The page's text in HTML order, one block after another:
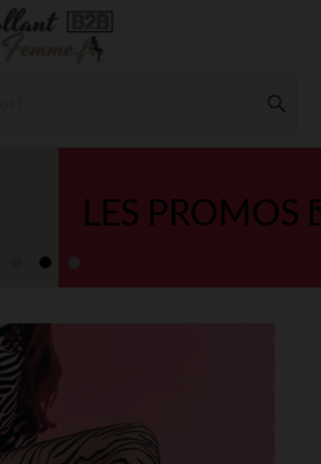
DU MOMENT !